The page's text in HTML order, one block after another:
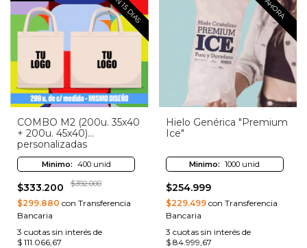
COMBO M2 (200u. 35x40
+ 200u. 45x40)
personalizadas
Minimo: 400 unid
$333.200 $392.000
$299.880 con Transferencia
Bancaria
3 cuotas sin interés de
$ 111.066,67
Hielo Genérica "Premium
Ice"
Minimo: 1000 unid
$254.999
$229.499con Transferencia
Bancaria
3 cuotas sin interés de
$ 84.999,67